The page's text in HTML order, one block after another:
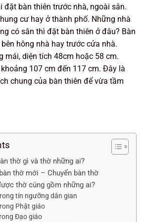
đặt bàn thiên trước nhà, ngoài sân.
cư hay ở thành phố. Những nhà
có sân thì đặt bàn thiên ở đâu? Bàn
hông nhà hay trước cửa nhà.
mái, diện tích 48cm hoặc 58 cm.
107 cm đến 117 cm. Đây là
chung của bàn thiên để vừa tầm
thờ gì và thờ những ai?
thờ mới – Chuyển bàn thờ
thờ cúng gồm những ai?
tín ngưỡng dân gian
Phật giáo
Đạo giáo